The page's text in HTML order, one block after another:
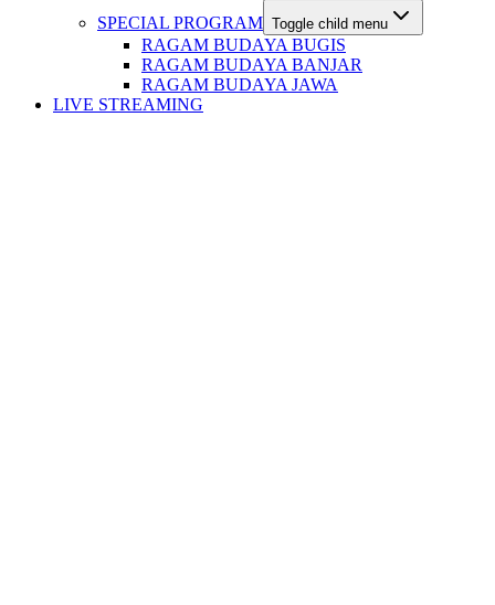
SPECIAL PROGRAM Toggle child menu
RAGAM BUDAYA BUGIS
RAGAM BUDAYA BANJAR
RAGAM BUDAYA JAWA
LIVE STREAMING